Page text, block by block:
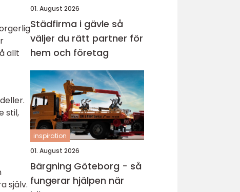
allt
stil,
själv.
01. August 2026
Städfirma i gävle så
väljer du rätt partner för
hem och företag
inspiration
01. August 2026
Bärgning Göteborg - så
fungerar hjälpen när